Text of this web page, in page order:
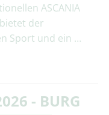
ASCANIA
der
Sport und ein …
- BURG